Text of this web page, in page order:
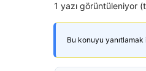
1 yazı görüntüleniyor
Bu konuyu yanıtlamak